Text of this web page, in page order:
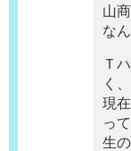
山
な
Ｔ
く
現
っ
生